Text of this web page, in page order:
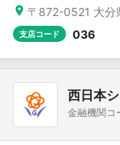
〒872-0521 大分
支店コード 036
西日本
金融機関コ